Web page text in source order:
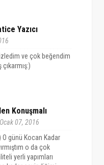
Yazıcı
ve çok beğendim
Konuşmalı
07, 2016
O günü Kocan Kadar
o da çok
yerli yapımları